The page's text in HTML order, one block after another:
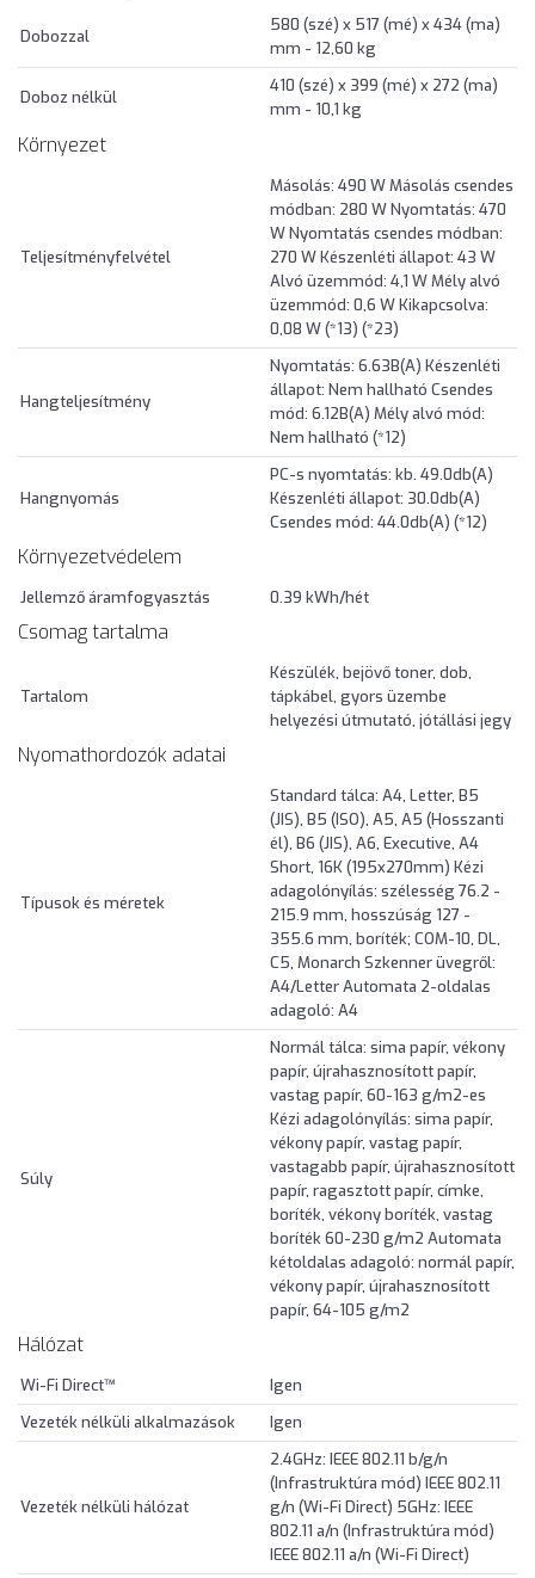
Dobozzal
580 (szé) x 517 (mé) x 434 (ma)
mm - 12,60 kg
Doboz nélkül
410 (szé) x 399 (mé) x 272 (ma)
mm - 10,1 kg
Környezet
Teljesítményfelvétel
Másolás: 490 W Másolás csendes
módban: 280 W Nyomtatás: 470
W Nyomtatás csendes módban:
270 W Készenléti állapot: 43 W
Alvó üzemmód: 4,1 W Mély alvó
üzemmód: 0,6 W Kikapcsolva:
0,08 W (*13) (*23)
Hangteljesítmény
Nyomtatás: 6.63B(A) Készenléti
állapot: Nem hallható Csendes
mód: 6.12B(A) Mély alvó mód:
Nem hallható (*12)
Hangnyomás
PC-s nyomtatás: kb. 49.0db(A)
Készenléti állapot: 30.0db(A)
Csendes mód: 44.0db(A) (*12)
Környezetvédelem
Jellemző áramfogyasztás 0.39 kWh/hét
Csomag tartalma
Tartalom
Készülék, bejövő toner, dob,
tápkábel, gyors üzembe
helyezési útmutató, jótállási jegy
Nyomathordozók adatai
Típusok és méretek
Standard tálca: A4, Letter, B5
(JIS), B5 (ISO), A5, A5 (Hosszanti
él), B6 (JIS), A6, Executive, A4
Short, 16K (195x270mm) Kézi
adagolónyílás: szélesség 76.2 -
215.9 mm, hosszúság 127 -
355.6 mm, boríték; COM-10, DL,
C5, Monarch Szkenner üvegről:
A4/Letter Automata 2-oldalas
adagoló: A4
Súly
Normál tálca: sima papír, vékony
papír, újrahasznosított papír,
vastag papír, 60-163 g/m2-es
Kézi adagolónyílás: sima papír,
vékony papír, vastag papír,
vastagabb papír, újrahasznosított
papír, ragasztott papír, címke,
boríték, vékony boríték, vastag
boríték 60-230 g/m2 Automata
kétoldalas adagoló: normál papír,
vékony papír, újrahasznosított
papír, 64-105 g/m2
Hálózat
Wi-Fi Direct™
Igen
Vezeték nélküli alkalmazások
Igen
Vezeték nélküli hálózat
2.4GHz: IEEE 802.11 b/g/n
(Infrastruktúra mód) IEEE 802.11
g/n (Wi-Fi Direct) 5GHz: IEEE
802.11 a/n (Infrastruktúra mód)
IEEE 802.11 a/n (Wi-Fi Direct)